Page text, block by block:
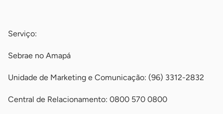
Serviço:
Sebrae no Amapá
Unidade de Marketing e Comunicação: (96) 3312-2832
Central de Relacionamento: 0800 570 0800